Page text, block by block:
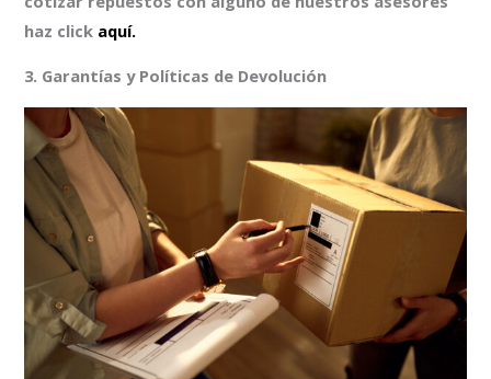
haz click aquí.
3. Garantías y Políticas de Devolución